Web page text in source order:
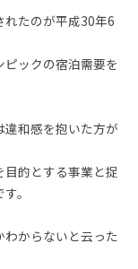
たのが平成30年6
ックの宿泊需要を
和感を抱いた方が
目的とする事業と捉
。
からないと云った